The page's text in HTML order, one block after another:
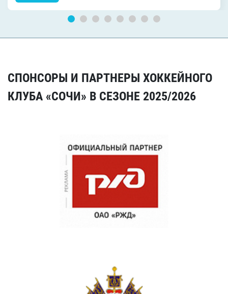
СПОНСОРЫ И ПАРТНЕРЫ ХОККЕЙНОГО
КЛУБА «СОЧИ» В СЕЗОНЕ 2025/2026